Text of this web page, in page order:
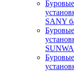
Буровые
SANY
Буровые
Буровые